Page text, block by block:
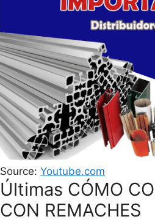
Source: Youtube.com
Últimas CÓMO
CON REMACHES